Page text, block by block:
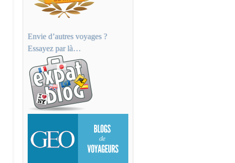
Envie d’autres voyages ?
Essayez par là…